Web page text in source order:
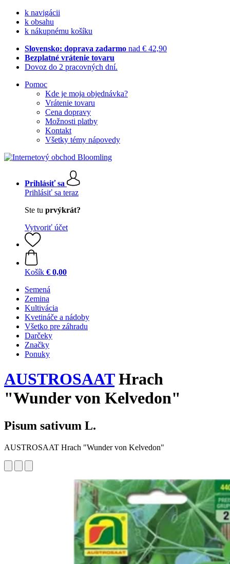
k navigácii
k obsahu
k nákupnému košíku
Slovensko: doprava zadarmo nad € 42,90
Bezplatné vrátenie tovaru
Dovoz do 2 pracovných dní.
Pomoc
Kde je moja objednávka?
Vrátenie tovaru
Cena dopravy
Možnosti platby
Kontakt
Všetky témy nápovedy
Prihlásiť sa
Prihlásiť sa teraz
Ste tu prvýkrát?
Vytvoriť účet
Košík € 0,00
Semená
Zemina
Kultivácia
Kvetináče a nádoby
Všetko pre záhradu
Darčeky
Značky
Ponuky
AUSTROSAATHrach
"Wunder von Kelvedon"
Pisum sativum L.
AUSTROSAAT Hrach "Wunder von Kelvedon"